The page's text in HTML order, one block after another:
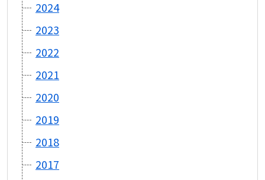
2024
2023
2022
2021
2020
2019
2018
2017